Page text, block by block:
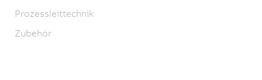
Prozessleittechnik
Zubehör